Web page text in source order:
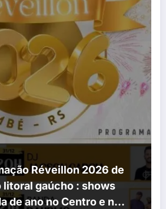
Réveillon 2026 de
litoral gaúcho : shows
de ano no Centro e no